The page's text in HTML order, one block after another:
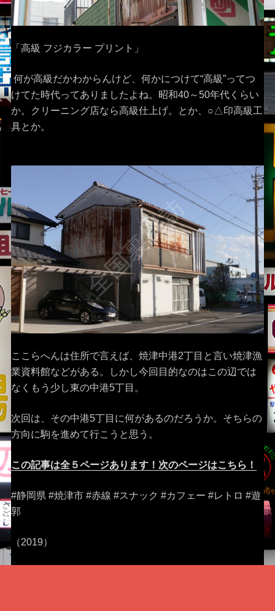
「高級 フジカラー プリント」
何が高級だかわからんけど、何かにつけて“高級”ってつ
けてた時代ってありましたよね。昭和40～50年代くらい
か。クリーニング店なら高級仕上げ。とか、○△印高級工
具とか。
ここらへんは住所で言えば、焼津中港2丁目と言い焼津漁
業資料館などがある。しかし今回目的なのはこの辺では
なくもう少し東の中港5丁目。
次回は、その中港5丁目に何があるのだろうか。そちらの
方向に駒を進めて行こうと思う。
この記事は全５ページあります！次のページはこちら！
#静岡県 #焼津市 #赤線 #スナック #カフェー #レトロ #遊
郭
（2019）